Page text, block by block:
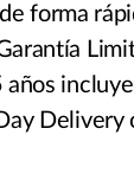
forma
años
Delivery